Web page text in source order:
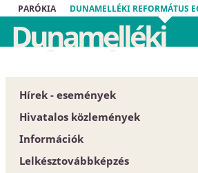
PARÓKIA DUNAMELLÉKI REFORMÁTUS
Dunamelléki
Református
Egyházkerület
Hírek - események
Hivatalos közlemények
Püspöki Hivatal
Közgyűlés
Információk
Egyházközségek
Lelkésztovábbképzés